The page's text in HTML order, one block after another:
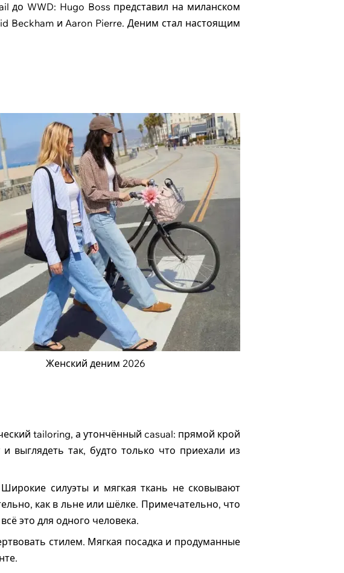
до WWD: Hugo Boss представил на миланском
Beckham и Aaron Pierre. Деним стал настоящим
Женский деним 2026
tailoring, а утончённый casual: прямой крой
выглядеть так, будто только что приехали из
силуэты и мягкая ткань не сковывают
как в льне или шёлке. Примечательно, что
это для одного человека.
стилем. Мягкая посадка и продуманные